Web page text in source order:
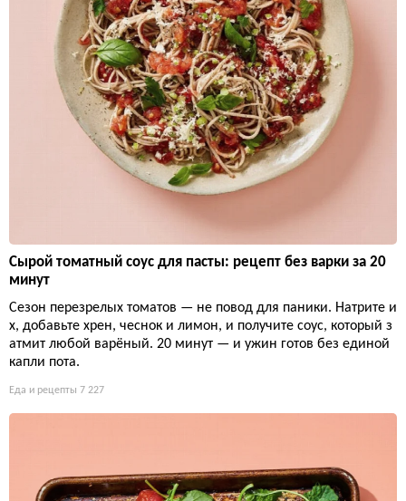
Сырой томатный соус для пасты: рецепт без варки за 20
минут
Сезон перезрелых томатов — не повод для паники. Натрите и
х, добавьте хрен, чеснок и лимон, и получите соус, который з
атмит любой варёный. 20 минут — и ужин готов без единой
капли пота.
Еда и рецепты 7 227